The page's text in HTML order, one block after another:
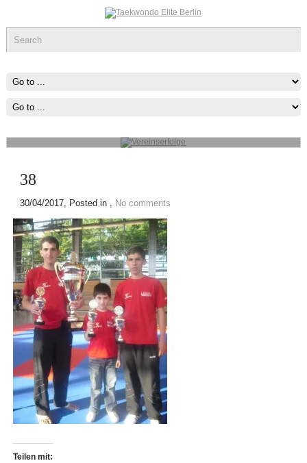
Vereinserfolge
wovon du träumst ,Fang Damit An!
38
30/04/2017, Posted in , No comments
Teilen mit: